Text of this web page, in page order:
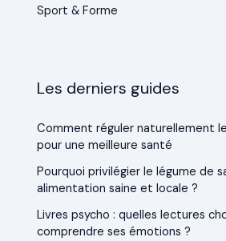
Sport & Forme
Les derniers guides
Comment réguler naturellement
pour une meilleure santé
Pourquoi privilégier le légume de
alimentation saine et locale ?
Livres psycho : quelles lectures
comprendre ses émotions ?